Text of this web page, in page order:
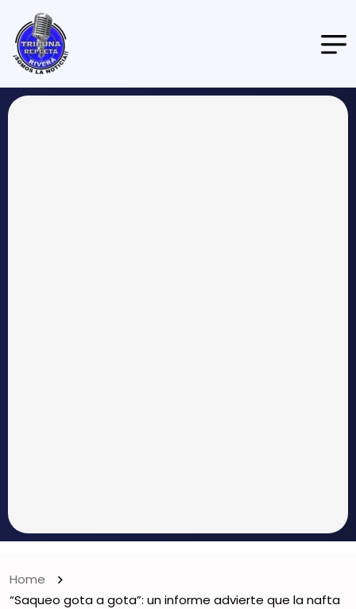
Home
“Saqueo gota a gota”: un informe advierte que la nafta